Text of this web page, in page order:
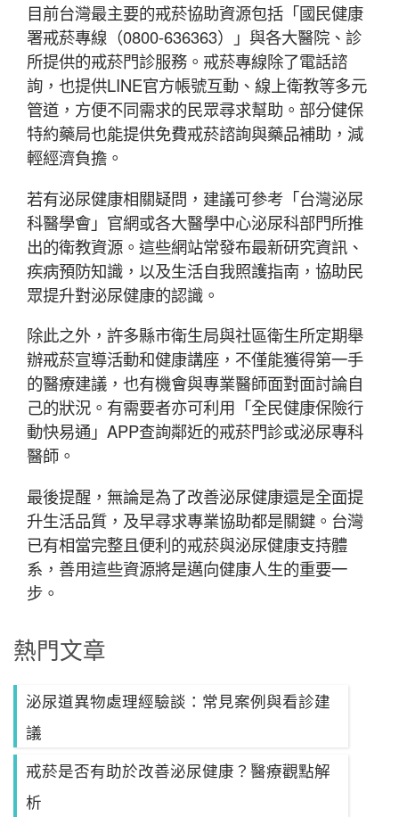
目前台灣最主要的戒菸協助資源包括「國民健康
署戒菸專線（0800-636363）」與各大醫院、診
所提供的戒菸門診服務。戒菸專線除了電話諮
詢，也提供LINE官方帳號互動、線上衛教等多元
管道，方便不同需求的民眾尋求幫助。部分健保
特約藥局也能提供免費戒菸諮詢與藥品補助，減
輕經濟負擔。
若有泌尿健康相關疑問，建議可參考「台灣泌尿
科醫學會」官網或各大醫學中心泌尿科部門所推
出的衛教資源。這些網站常發布最新研究資訊、
疾病預防知識，以及生活自我照護指南，協助民
眾提升對泌尿健康的認識。
除此之外，許多縣市衛生局與社區衛生所定期舉
辦戒菸宣導活動和健康講座，不僅能獲得第一手
的醫療建議，也有機會與專業醫師面對面討論自
己的狀況。有需要者亦可利用「全民健康保險行
動快易通」APP查詢鄰近的戒菸門診或泌尿專科
醫師。
最後提醒，無論是為了改善泌尿健康還是全面提
升生活品質，及早尋求專業協助都是關鍵。台灣
已有相當完整且便利的戒菸與泌尿健康支持體
系，善用這些資源將是邁向健康人生的重要一
步。
熱門文章
泌尿道異物處理經驗談：常見案例與看診建
議
戒菸是否有助於改善泌尿健康？醫療觀點解
析